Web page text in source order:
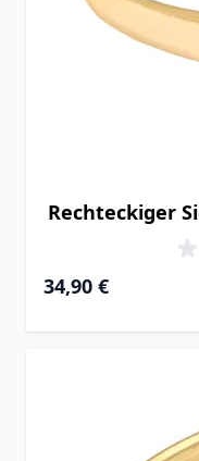
Rechteckiger
34,90 €